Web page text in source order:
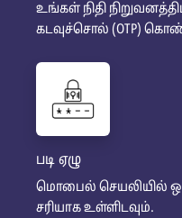
உங்கள் நிதி
கடவுச்சொல் (OTP)
படி ஏழு
மொபைல் செயலியில்
சரியாக உள்ளிடவும்.